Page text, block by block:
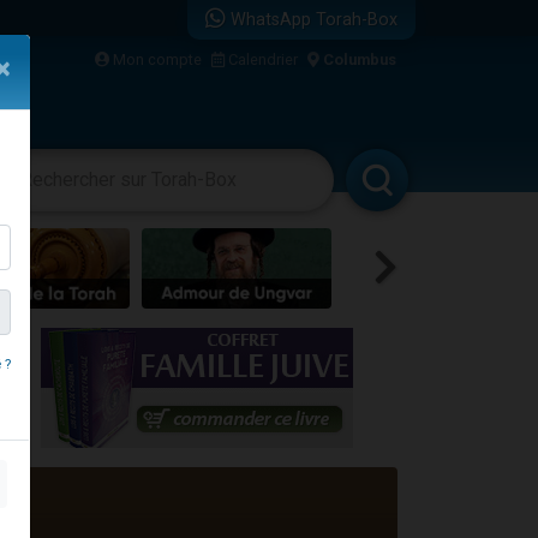
WhatsApp Torah-Box
Mon compte Calendrier Columbus
?